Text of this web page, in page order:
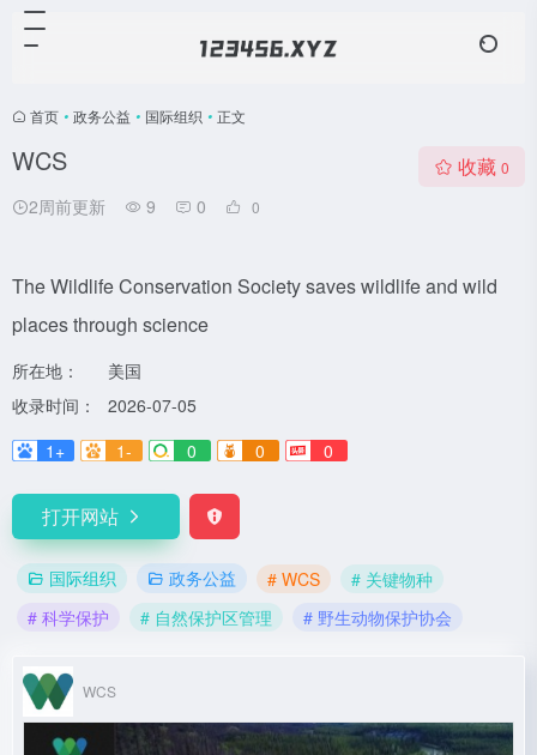
首页 • 政务公益 • 国际组织 • 正文
WCS
2周前更新 9 0 0
收藏 0
The Wildlife Conservation Society saves wildlife and wild
places through science
所在地：
美国
收录时间：
2026-07-05
1+
1- 0 0 0
打开网站
国际组织 政务公益 # WCS
# 关键物种
# 科学保护
# 自然保护区管理 # 野生动物保护协会
WCS